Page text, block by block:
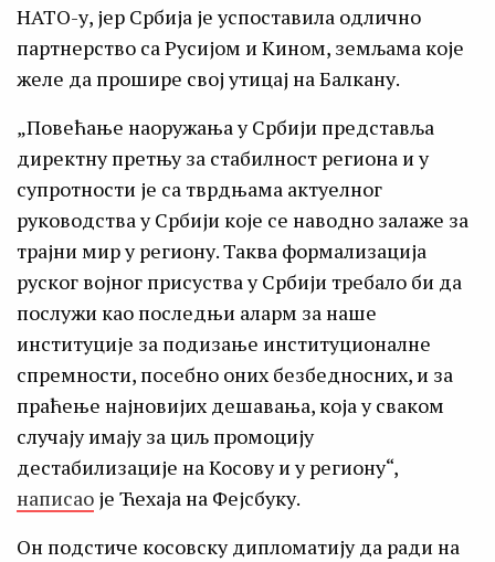
НАТО-у, јер Србија је успоставила одлично
партнерство са Русијом и Кином, земљама које
желе да прошире свој утицај на Балкану.
„Повећање наоружања у Србији представља
директну претњу за стабилност региона и у
супротности је са тврдњама актуелног
руководства у Србији које се наводно залаже за
трајни мир у региону. Таква формализација
руског војног присуства у Србији требало би да
послужи као последњи аларм за наше
институције за подизање институционалне
спремности, посебно оних безбедносних, и за
праћење најновијих дешавања, која у сваком
случају имају за циљ промоцију
дестабилизације на Косову и у региону“,
написао је Ћехаја на Фејсбуку.
Он подстиче косовску дипломатију да ради на